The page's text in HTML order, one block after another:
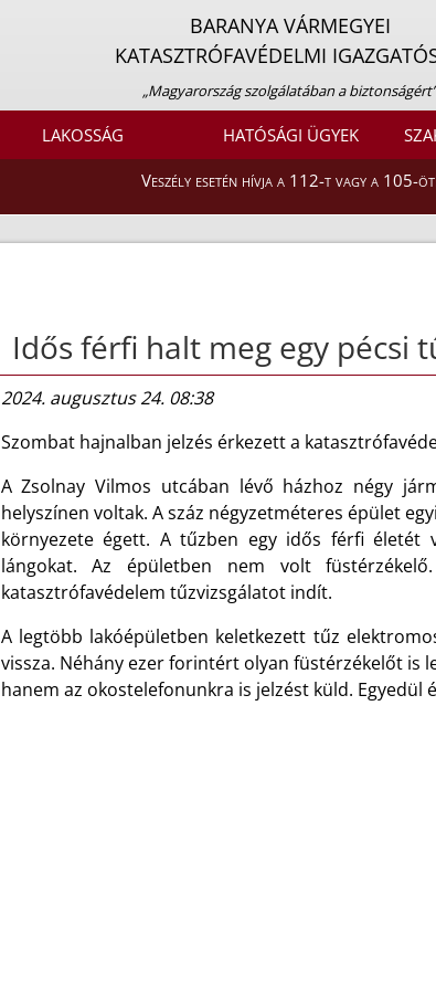
BARANYA VÁRMEGYEI
KATASZTRÓFAVÉDELMI
„Magyarország szolgálatában a
LAKOSSÁG HATÓSÁGI ÜGYEK
Veszély esetén hívja a 112-t vagy a 105-
Idős férfi halt meg egy pécsi
2024. augusztus 24. 08:38
Szombat hajnalban jelzés érkezett a
A Zsolnay Vilmos utcában lévő házhoz négy
helyszínen voltak. A száz négyzetméteres épület
környezete égett. A tűzben egy idős férfi életét
lángokat. Az épületben nem volt
katasztrófavédelem tűzvizsgálatot indít.
A legtöbb lakóépületben keletkezett tűz
vissza. Néhány ezer forintért olyan füstérzékelőt is
hanem az okostelefonunkra is jelzést küld.